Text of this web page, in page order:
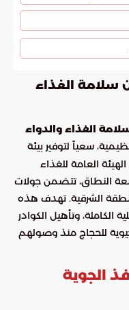
سلامة الغذاء
الغذاء والدواء
سعياً لتوفير بيئة
العامة للغذاء
النطاق، تتضمن جولات
الشرقية. تهدف هذه
الكاملة، وتأهيل الكوادر
للحجاج منذ وصولهم
الجوية